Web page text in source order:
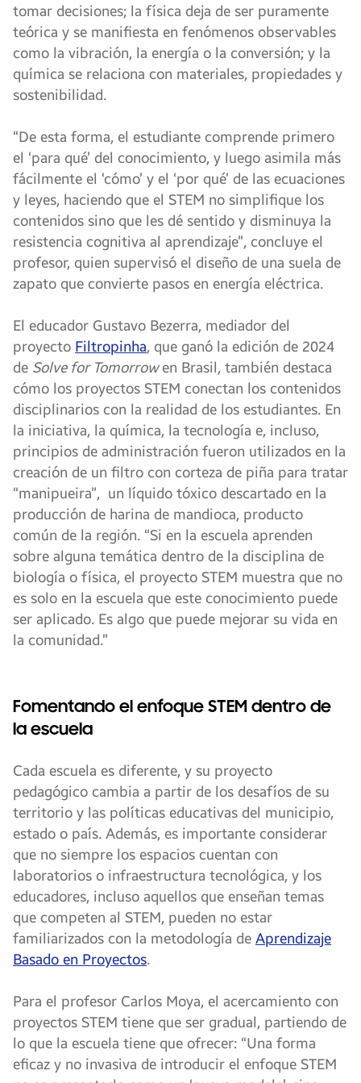
tomar decisiones; la física deja de ser puramente
teórica y se manifiesta en fenómenos observables
como la vibración, la energía o la conversión; y la
química se relaciona con materiales, propiedades y
sostenibilidad.
“De esta forma, el estudiante comprende primero
el ‘para qué’ del conocimiento, y luego asimila más
fácilmente el ‘cómo’ y el ‘por qué’ de las ecuaciones
y leyes, haciendo que el STEM no simplifique los
contenidos sino que les dé sentido y disminuya la
resistencia cognitiva al aprendizaje”, concluye el
profesor, quien supervisó el diseño de una suela de
zapato que convierte pasos en energía eléctrica.
El educador Gustavo Bezerra, mediador del
proyecto Filtropinha, que ganó la edición de 2024
de Solve for Tomorrowen Brasil, también destaca
cómo los proyectos STEM conectan los contenidos
disciplinarios con la realidad de los estudiantes. En
la iniciativa, la química, la tecnología e, incluso,
principios de administración fueron utilizados en la
creación de un filtro con corteza de piña para tratar
“manipueira”, un líquido tóxico descartado en la
producción de harina de mandioca, producto
común de la región. “Si en la escuela aprenden
sobre alguna temática dentro de la disciplina de
biología o física, el proyecto STEM muestra que no
es solo en la escuela que este conocimiento puede
ser aplicado. Es algo que puede mejorar su vida en
la comunidad.”
Fomentando el enfoque STEM dentro de
la escuela
Cada escuela es diferente, y su proyecto
pedagógico cambia a partir de los desafíos de su
territorio y las políticas educativas del municipio,
estado o país. Además, es importante considerar
que no siempre los espacios cuentan con
laboratorios o infraestructura tecnológica, y los
educadores, incluso aquellos que enseñan temas
que competen al STEM, pueden no estar
familiarizados con la metodología de Aprendizaje
Basado en Proyectos.
Para el profesor Carlos Moya, el acercamiento con
proyectos STEM tiene que ser gradual, partiendo de
lo que la escuela tiene que ofrecer: “Una forma
eficaz y no invasiva de introducir el enfoque STEM